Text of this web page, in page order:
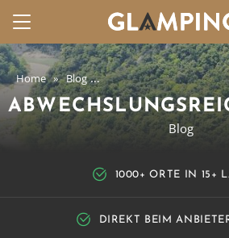
Home Blog Abwechslungsreicher
Blog
1000+ ORTE IN 15+
DIREKT BEIM